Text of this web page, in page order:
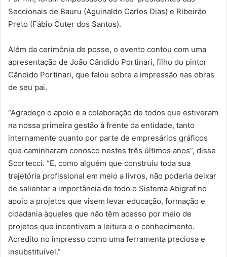
Seccionais de Bauru (Aguinaldo Carlos Dias) e Ribeirão
Preto (Fábio Cuter dos Santos).
Além da cerimônia de posse, o evento contou com uma
apresentação de João Cândido Portinari, filho do pintor
Cândido Portinari, que falou sobre a impressão nas obras
de seu pai.
“Agradeço o apoio e a colaboração de todos que estiveram
na nossa primeira gestão à frente da entidade, tanto
internamente quanto por parte de empresários gráficos
que caminharam conosco nestes três últimos anos”, disse
Scortecci. “E, como alguém que construiu toda sua
trajetória profissional em meio a livros, não poderia deixar
de salientar a importância de todo o Sistema Abigraf no
apoio a projetos que visem levar educação, formação e
cidadania àqueles que não têm acesso por meio de
projetos que incentivem a leitura e o conhecimento.
Acredito no impresso como uma ferramenta preciosa e
insubstituível.”